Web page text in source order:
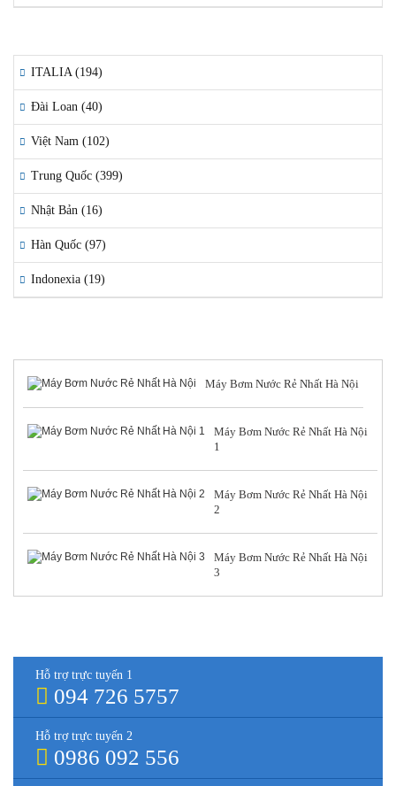
ITALIA (194)
Đài Loan (40)
Việt Nam (102)
Trung Quốc (399)
Nhật Bản (16)
Hàn Quốc (97)
Indonexia (19)
Máy Bơm Nước Rẻ Nhất Hà Nội
Máy Bơm Nước Rẻ Nhất Hà Nội
1
Máy Bơm Nước Rẻ Nhất Hà Nội
2
Máy Bơm Nước Rẻ Nhất Hà Nội
3
Hỗ trợ trực tuyến 1
094 726 5757
Hỗ trợ trực tuyến 2
0986 092 556